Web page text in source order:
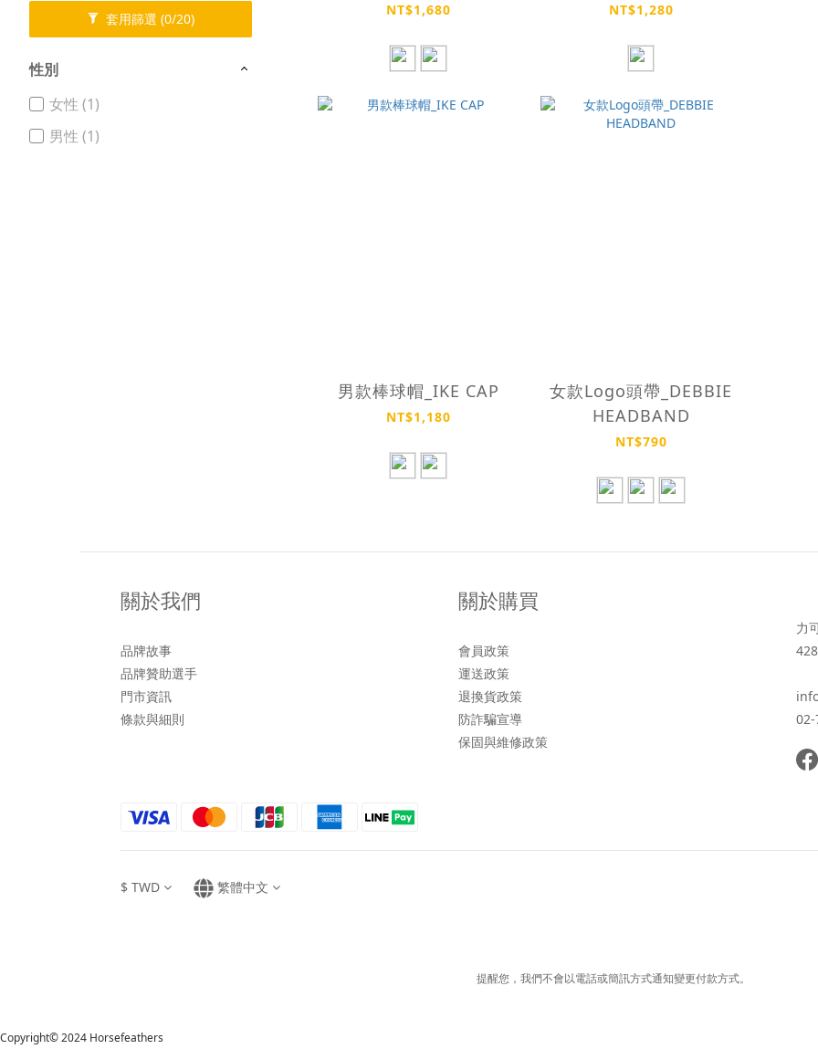
套用篩選 (0/20)
性別
女性 (1)
男性 (1)
NT$1,680 NT$1,280
男款棒球帽_IKE CAP
NT$1,180
女款Logo頭帶_DEBBIE
HEADBAND
NT$790
關於我們
品牌故事
品牌贊助選手
門市資訊
條款與細則
關於購買
會員政策
運送政策
退換貨政策
防詐騙宣導
保固與維修政策
力
02-
$ TWD 繁體中文
提醒您，我們不會以電話或簡訊方式通知變更付款方式。
Copyright© 2024 Horsefeathers